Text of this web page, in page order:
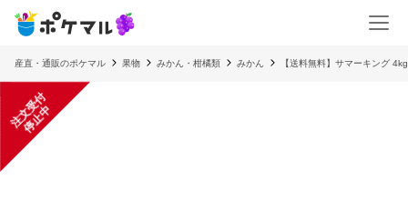
産直・通販のポケマル 果物 みかん・柑橘類 みかん 【送料無料】サマーキング
注
文
受
付
停
止
中